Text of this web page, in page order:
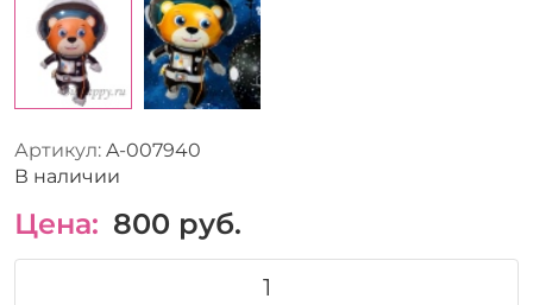
Артикул: A-007940
В наличии
Цена: 800 руб.